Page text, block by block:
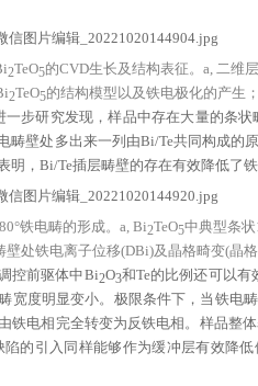
2TeO5的CVD生长及结构表征。a, 二维
2TeO5的结构模型以及铁电极化的产生
一步研究发现，样品中存在大量的条
畴壁处多出来一列由Bi/Te共同构成
明，Bi/Te插层畴壁的存在有效降低了
铁电畴的形成。a, Bi2TeO5中典型条状
壁处铁电离子位移(DBi)及晶格畸变(晶
控前驱体中Bi2O3和Te的比例还可以有
宽度明显变小。极限条件下，当铁电
铁电相完全转变为反铁电相。样品整
的引入同样能够作为缓冲层有效降